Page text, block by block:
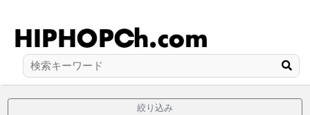
絞り込み